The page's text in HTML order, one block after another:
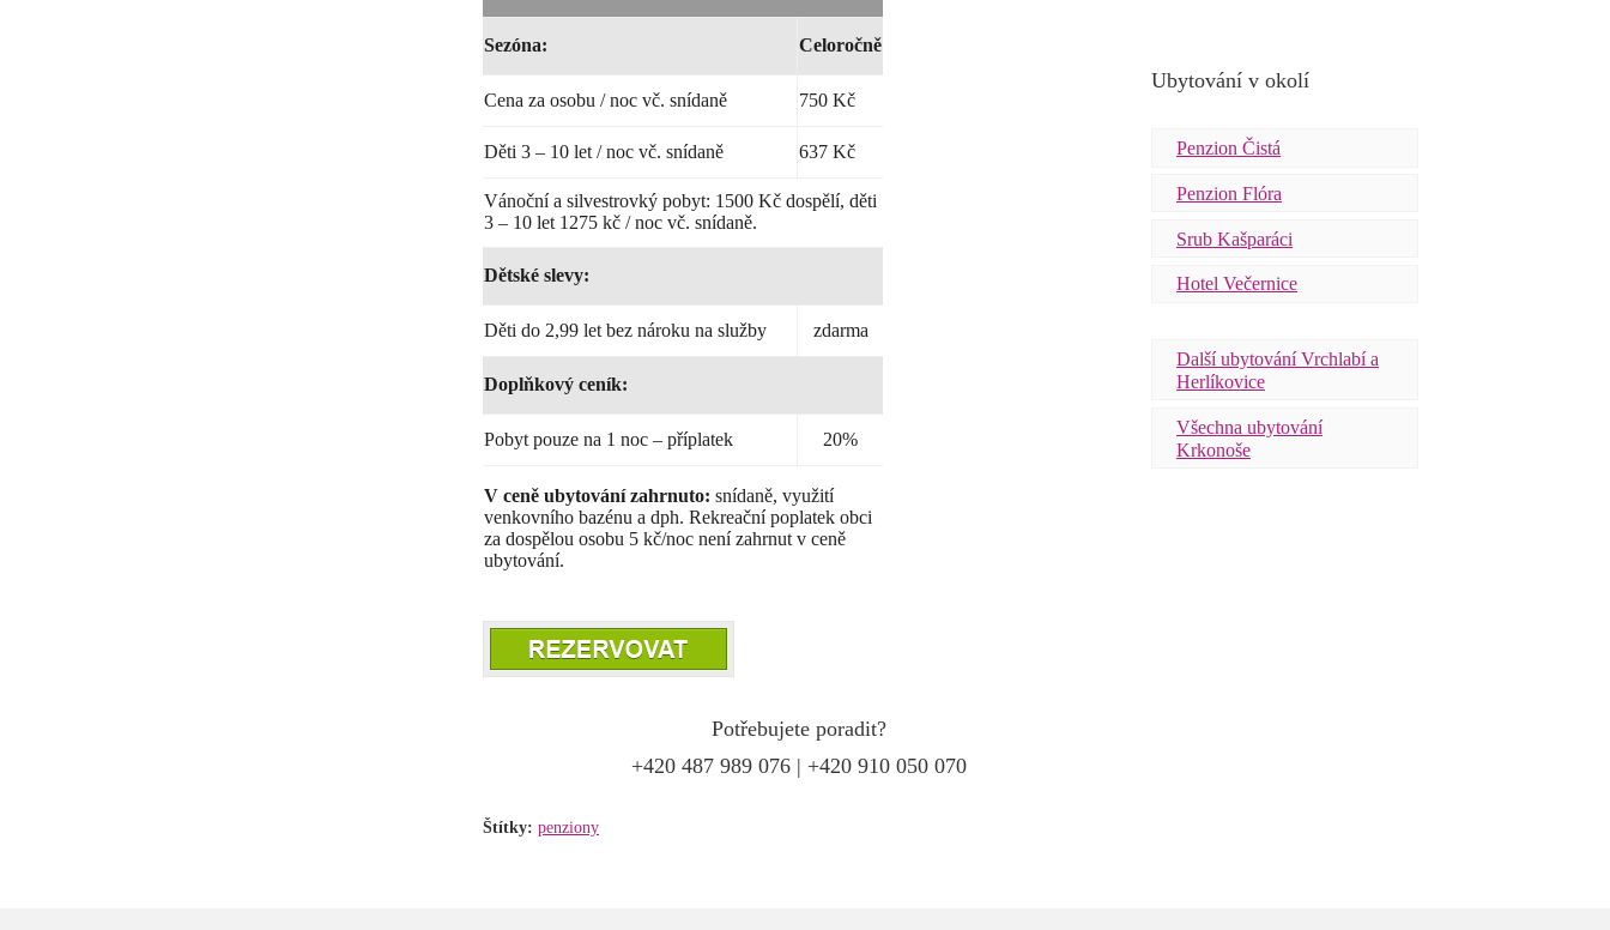
Ubytování v okolí
Penzion Čistá
Penzion Flóra
Srub Kašparáci
Hotel Večernice
Další ubytování Vrchlabí a
Herlíkovice
Všechna ubytování
Krkonoše
Sezóna: Celoročně
Cena za osobu / noc vč. snídaně 750 Kč
Děti 3 – 10 let / noc vč. snídaně 637 Kč
Vánoční a silvestrovký pobyt: 1500 Kč dospělí, děti
3 – 10 let 1275 kč / noc vč. snídaně.
Dětské slevy:
Děti do 2,99 let bez nároku na služby zdarma
Doplňkový ceník:
Pobyt pouze na 1 noc – příplatek 20%
V ceně ubytování zahrnuto: snídaně, využití
venkovního bazénu a dph. Rekreační poplatek obci
za dospělou osobu 5 kč/noc není zahrnut v ceně
ubytování.
Potřebujete poradit?
+420 487 989 076 | +420 910 050 070
Štítky: penziony